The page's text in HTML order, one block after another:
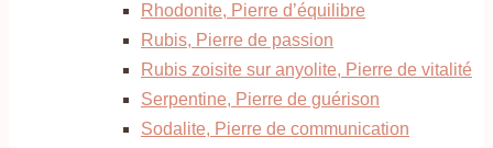
Rhodonite, Pierre d’équilibre
Rubis, Pierre de passion
Rubis zoisite sur anyolite, Pierre de vitalité
Serpentine, Pierre de guérison
Sodalite, Pierre de communication